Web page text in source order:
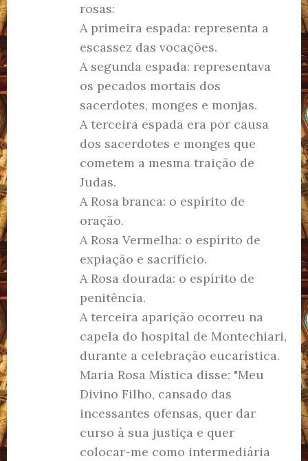
rosas:
A primeira espada: representa a
escassez das vocações.
A segunda espada: representava
os pecados mortais dos
sacerdotes, monges e monjas.
A terceira espada era por causa
dos sacerdotes e monges que
cometem a mesma traição de
Judas.
A Rosa branca: o espírito de
oração.
A Rosa Vermelha: o espírito de
expiação e sacrifício.
A Rosa dourada: o espírito de
penitência.
A terceira aparição ocorreu na
capela do hospital de Montechiari,
durante a celebração eucarística.
Maria Rosa Mística disse: "Meu
Divino Filho, cansado das
incessantes ofensas, quer dar
curso à sua justiça e quer
colocar-me como intermediária